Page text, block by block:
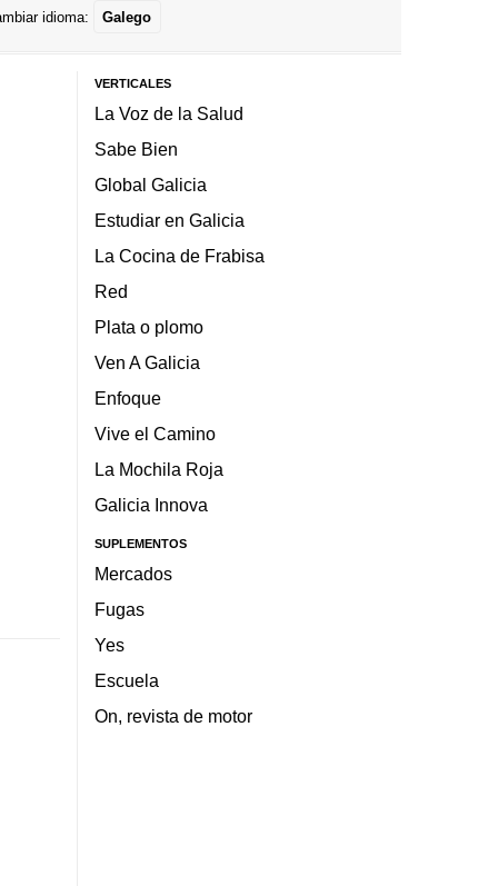
idioma: Galego
VERTICALES
La Voz de la Salud
Sabe Bien
Global Galicia
Estudiar en Galicia
La Cocina de Frabisa
Red
Plata o plomo
Ven A Galicia
Enfoque
Vive el Camino
La Mochila Roja
Galicia Innova
SUPLEMENTOS
Mercados
Fugas
Yes
Escuela
On, revista de motor